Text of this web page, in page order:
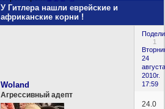
У Гитлера нашли еврейские и
африканские корни !
1
24
2010г.
17:59
Woland
Агрессивный адепт